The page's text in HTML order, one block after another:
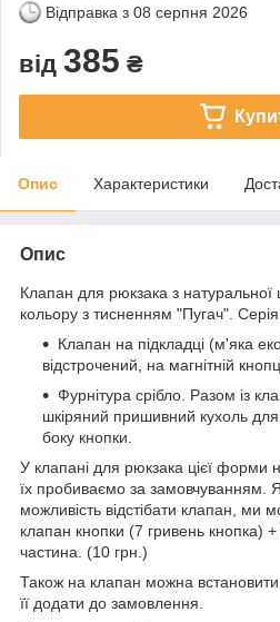
Відправка з 08 серпня 2026
від 385 ₴
Опис Характеристики
Опис
Клапан для рюкзака з натуральної
кольору з тисненням "Пугач".
Клапан на підкладці (м'яка
відстрочений, на магнітній
Фурнітура срібло. Разом із
шкіряний пришивний кухоль для
боку кнопки.
У клапані для рюкзака цієї форми
їх пробиваємо за замовчуванням.
можливість відстібати клапан, ми
клапан кнопки (7 гривень кнопка)
частина. (10 грн.)
Також на клапан можна
її додати до замовлення.